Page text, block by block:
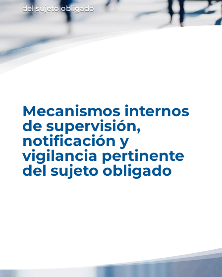
del sujeto obligado
Mecanismos internos
de supervisión,
notificación y
vigilancia pertinente
del sujeto obligado